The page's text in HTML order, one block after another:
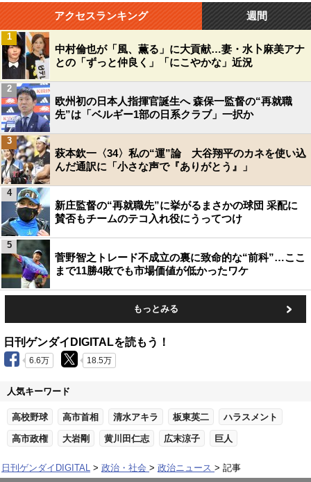
アクセスランキング 週間
中村倫也が「風、薫る」に大貢献…妻・水卜麻美アナ
との「ずっと仲良く」「にこやかな」近況
1
欧州初の日本人指揮官誕生へ 森保一監督の“再就職
先”は「ベルギー1部の日系クラブ」一択か
2
萩本欽一〈34〉私の“運”論 大谷翔平のカネを使い込
んだ通訳に「小さな声で『ありがとう』」
3
新庄監督の“再就職先”に挙がるまさかの球団 采配に
賛否もチームのテコ入れ役にうってつけ
4
菅野智之トレード不成立の裏に致命的な“前科”…ここ
まで11勝4敗でも市場価値が低かったワケ
5
もっとみる
日刊ゲンダイDIGITALを読もう！
6.6万 18.5万
人気キーワード
高校野球 高市首相 清水アキラ 板東英二 ハラスメント
高市政権 大岩剛 黄川田仁志 広末涼子 巨人
日刊ゲンダイDIGITAL 政治・社会 政治ニュース 記事